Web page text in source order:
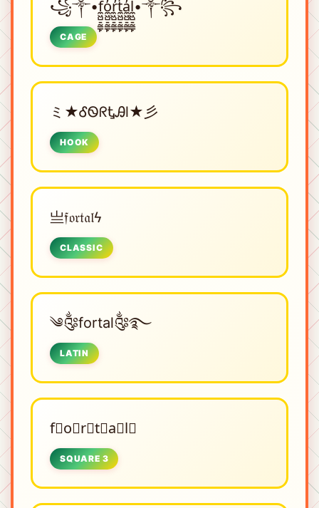
꧁༒•f̼͖̺̠̰͇̙̓͛ͮͩͦ̎ͦ̑ͅo̼͖̺̠̰͇̙̓͛ͮͩͦ̎ͦ̑ͅr̼͖̺̠̰͇̙̓͛ͮͩͦ̎ͦ̑ͅt̼͖̺̠̰͇̙̓͛ͮͩͦ̎ͦ̑ͅa̼͖̺̠̰͇̙̓͛ͮͩͦ̎ͦ̑ͅl̼͖̺̠̰͇̙̓͛ͮͩͦ̎ͦ̑ͅ•༒꧂
CAGE
ミ★ᎴᏫᖇᎿᎯl★彡
HOOK
亗𝔣𝔬𝔯𝔱𝔞𝔩ϟ
CLASSIC
༄༂fortal༂࿐
LATIN
f⃣o⃣r⃣t⃣a⃣l⃣
SQUARE 3